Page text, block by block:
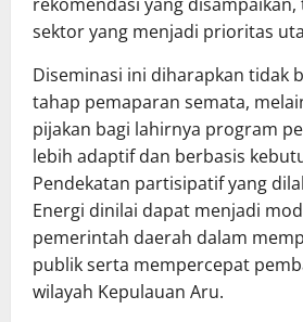
sektor yang menjadi prioritas
Diseminasi ini diharapkan tidak
tahap pemaparan semata,
pijakan bagi lahirnya program
lebih adaptif dan berbasis
Pendekatan partisipatif yang
Energi dinilai dapat menjadi
pemerintah daerah dalam
publik serta mempercepat
wilayah Kepulauan Aru.